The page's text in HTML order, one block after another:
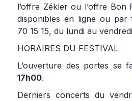
l’offre Zékler ou l’offre Bon
disponibles en ligne ou
70 15 15, du lundi au
HORAIRES DU FESTIVAL
L’ouverture des portes se
17h00.
Derniers concerts du